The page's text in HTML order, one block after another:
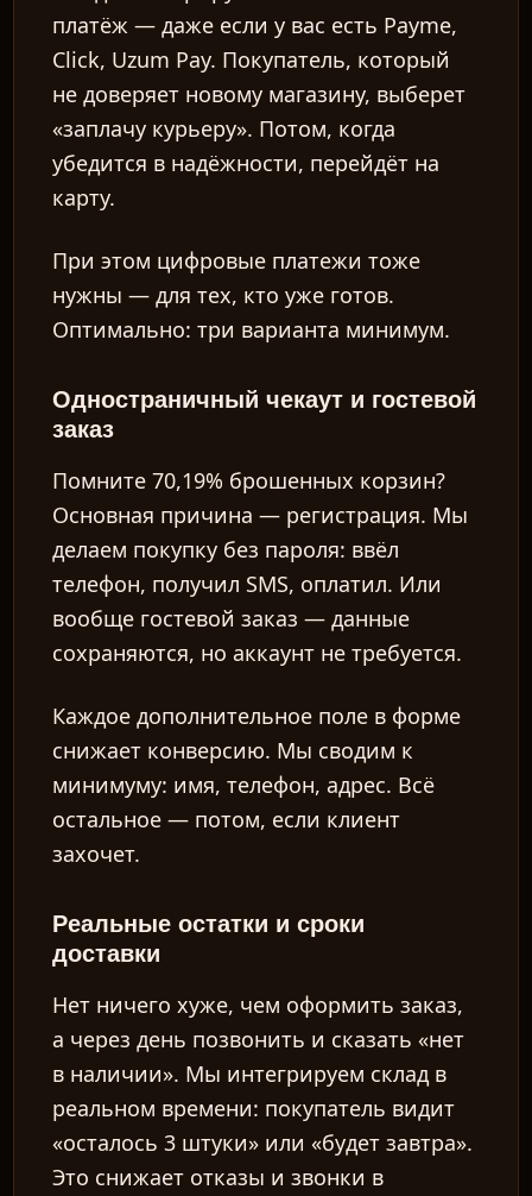
платёж — даже если у вас есть Payme,
Click, Uzum Pay. Покупатель, который
не доверяет новому магазину, выберет
«заплачу курьеру». Потом, когда
убедится в надёжности, перейдёт на
карту.
При этом цифровые платежи тоже
нужны — для тех, кто уже готов.
Оптимально: три варианта минимум.
Одностраничный чекаут и гостевой
заказ
Помните 70,19% брошенных корзин?
Основная причина — регистрация. Мы
делаем покупку без пароля: ввёл
телефон, получил SMS, оплатил. Или
вообще гостевой заказ — данные
сохраняются, но аккаунт не требуется.
Каждое дополнительное поле в форме
снижает конверсию. Мы сводим к
минимуму: имя, телефон, адрес. Всё
остальное — потом, если клиент
захочет.
Реальные остатки и сроки
доставки
Нет ничего хуже, чем оформить заказ,
а через день позвонить и сказать «нет
в наличии». Мы интегрируем склад в
реальном времени: покупатель видит
«осталось 3 штуки» или «будет завтра».
Это снижает отказы и звонки в